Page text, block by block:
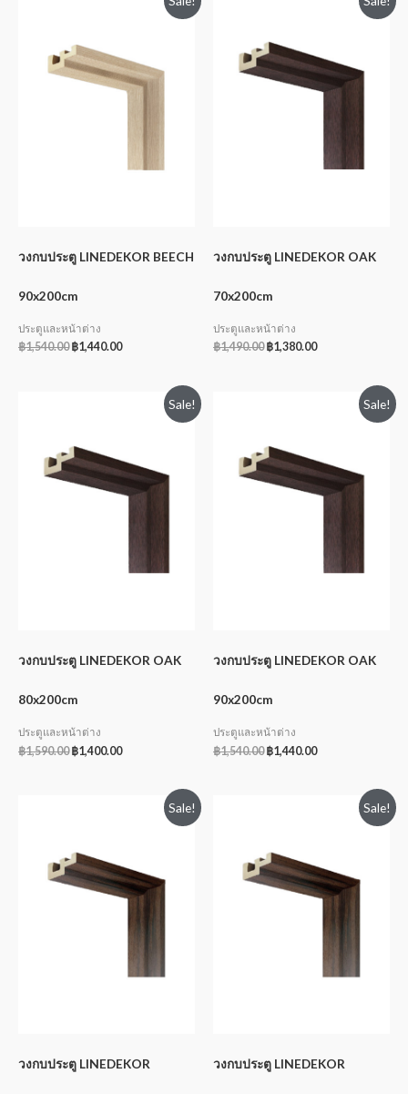
วงกบประตู LINEDEKOR BEECH
90x200cm
ประตูและหน้าต่าง
฿1,540.00 ฿1,440.00
วงกบประตู LINEDEKOR OAK
70x200cm
ประตูและหน้าต่าง
฿1,490.00 ฿1,380.00
Sale!
วงกบประตู LINEDEKOR OAK
80x200cm
ประตูและหน้าต่าง
฿1,590.00 ฿1,400.00
Sale!
วงกบประตู LINEDEKOR OAK
90x200cm
ประตูและหน้าต่าง
฿1,540.00 ฿1,440.00
Sale!
วงกบประตู LINEDEKOR
Sale!
วงกบประตู LINEDEKOR